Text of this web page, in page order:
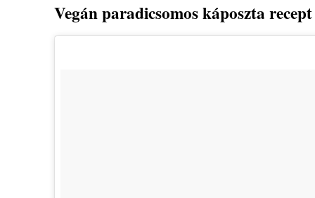
Vegán paradicsomos káposzta recept